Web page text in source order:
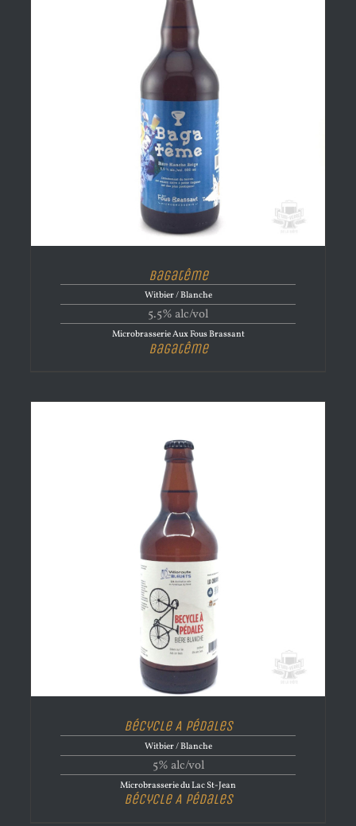
Bagatême
Witbier / Blanche
5.5% alc/vol
Microbrasserie Aux Fous Brassant
Bagatême
Bécycle A Pédales
Witbier / Blanche
5% alc/vol
Microbrasserie du Lac St-Jean
Bécycle A Pédales